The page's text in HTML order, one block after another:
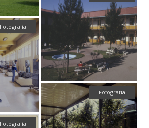
Fotografía
Fotografía
Fotografía